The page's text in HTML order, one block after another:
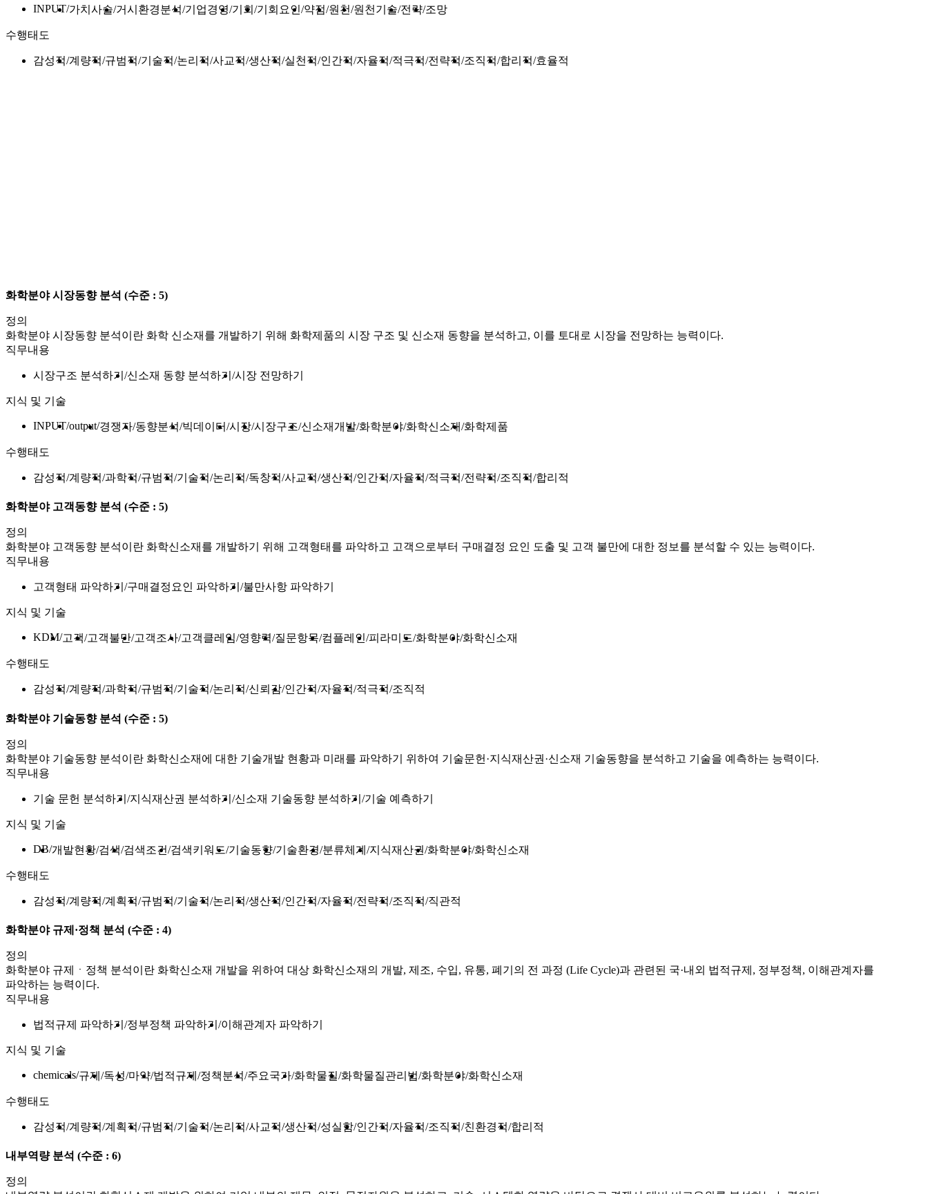
INPUT 가치사슬 거시환경분석 기업경영 기회 기회요인 약점 원천 원천기술 전략 조망
수행태도
감성적 계량적 규범적 기술적 논리적 사교적 생산적 실천적 인간적 자율적 적극적 전략적 조직적 합리적 효율적
화학분야 시장동향 분석 (수준 : 5)
정의
화학분야 시장동향 분석이란 화학 신소재를 개발하기 위해 화학제품의 시장 구조 및 신소재 동향을 분석하고, 이를 토대로 시장을 전망하는 능력이다.
직무내용
시장구조 분석하기 신소재 동향 분석하기 시장 전망하기
지식 및 기술
INPUT output 경쟁자 동향분석 빅데이터 시장 시장구조 신소재개발 화학분야 화학신소재 화학제품
수행태도
감성적 계량적 과학적 규범적 기술적 논리적 독창적 사교적 생산적 인간적 자율적 적극적 전략적 조직적 합리적
화학분야 고객동향 분석 (수준 : 5)
정의
화학분야 고객동향 분석이란 화학신소재를 개발하기 위해 고객형태를 파악하고 고객으로부터 구매결정 요인 도출 및 고객 불만에 대한 정보를 분석할 수 있는 능력이다.
직무내용
고객형태 파악하기 구매결정요인 파악하기 불만사항 파악하기
지식 및 기술
KDM 고객 고객불만 고객조사 고객클레임 영향력 질문항목 컴플레인 피라미드 화학분야 화학신소재
수행태도
감성적 계량적 과학적 규범적 기술적 논리적 신뢰감 인간적 자율적 적극적 조직적
화학분야 기술동향 분석 (수준 : 5)
정의
화학분야 기술동향 분석이란 화학신소재에 대한 기술개발 현황과 미래를 파악하기 위하여 기술문헌·지식재산권·신소재 기술동향을 분석하고 기술을 예측하는 능력이다.
직무내용
기술 문헌 분석하기 지식재산권 분석하기 신소재 기술동향 분석하기 기술 예측하기
지식 및 기술
DB 개발현황 검색 검색조건 검색키워드 기술동향 기술환경 분류체계 지식재산권 화학분야 화학신소재
수행태도
감성적 계량적 계획적 규범적 기술적 논리적 생산적 인간적 자율적 전략적 조직적 직관적
화학분야 규제·정책 분석 (수준 : 4)
정의
화학분야 규제ㆍ정책 분석이란 화학신소재 개발을 위하여 대상 화학신소재의 개발, 제조, 수입, 유통, 폐기의 전 과정 (Life Cycle)과 관련된 국·내외 법적규제, 정부정책, 이해관계자를
파악하는 능력이다.
직무내용
법적규제 파악하기 정부정책 파악하기 이해관계자 파악하기
지식 및 기술
chemicals 규제 독성 마약 법적규제 정책분석 주요국가 화학물질 화학물질관리법 화학분야 화학신소재
수행태도
감성적 계량적 계획적 규범적 기술적 논리적 사교적 생산적 성실함 인간적 자율적 조직적 친환경적 합리적
내부역량 분석 (수준 : 6)
정의